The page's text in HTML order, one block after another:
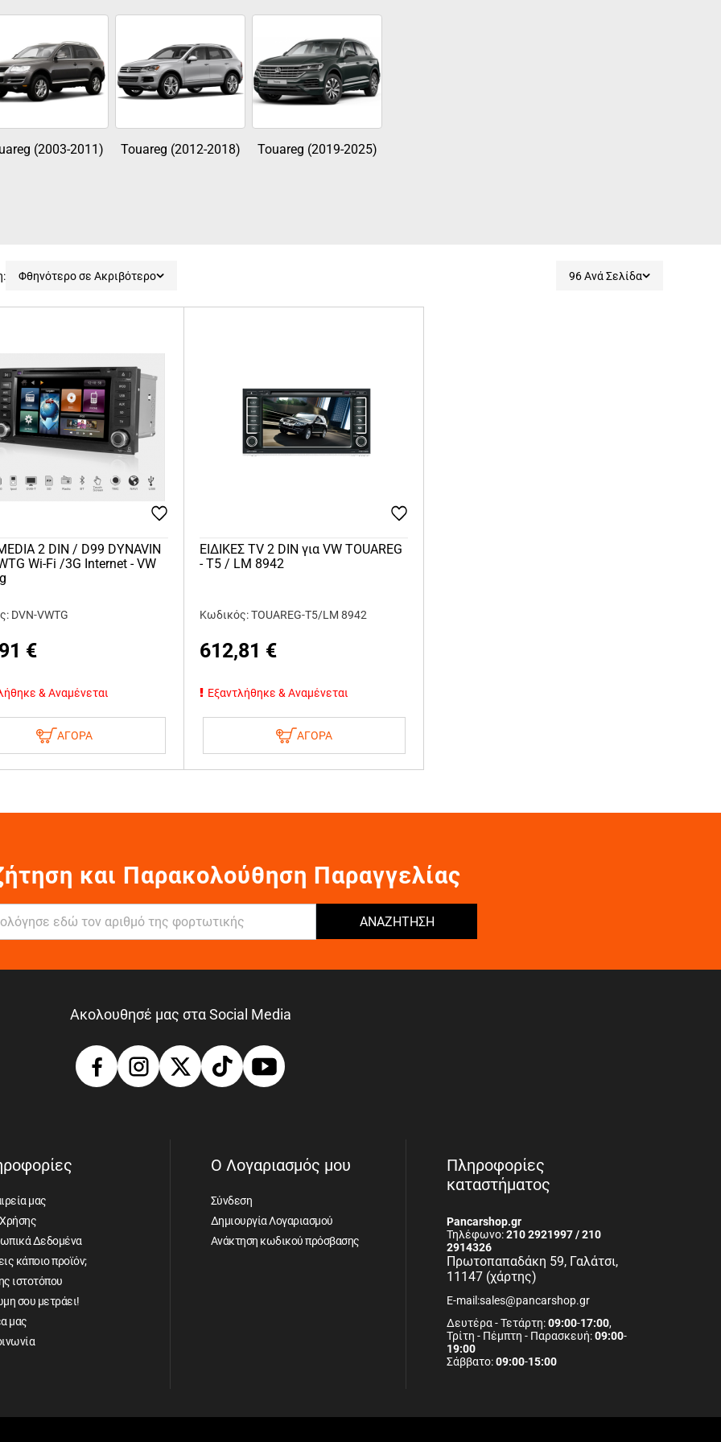
(2003-2011) Touareg (2012-2018) Touareg (2019-2025)
Φθηνότερο σε Ακριβότερο 96 Ανά Σελίδα
2 DIN / D99 DYNAVIN
Wi-Fi /3G Internet - VW
DVN-VWTG
€
& Αναμένεται
ΑΓΟΡΑ
ΕΙΔΙΚΕΣ TV 2 DIN για VW TOUAREG
- T5 / LM 8942
Κωδικός: TOUAREG-T5/LM 8942
612,81 €
Εξαντλήθηκε & Αναμένεται
ΑΓΟΡΑ
και Παρακολούθηση Παραγγελίας
ΑΝΑΖΗΤΗΣΗ
Ακολουθησέ μας στα Social Media
μας
Δεδομένα
κάποιο προϊόν;
ιστοτόπου
σου μετράει!
μας
Ο Λογαριασμός μου
Σύνδεση
Δημιουργία Λογαριασμού
Ανάκτηση κωδικού πρόσβασης
Πληροφορίες
καταστήματος
Pancarshop.gr
Τηλέφωνο:210 2921997 / 210
2914326
Πρωτοπαπαδάκη 59, Γαλάτσι,
11147 (χάρτης)
E-mail:sales@pancarshop.gr
Δευτέρα - Τετάρτη:09:00-17:00,
Τρίτη - Πέμπτη - Παρασκευή:09:00-
19:00
Σάββατο:09:00-15:00